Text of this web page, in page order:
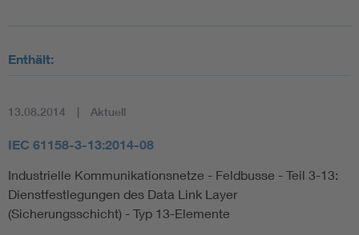
Enthält:
13.08.2014 Aktuell
IEC 61158-3-13:2014-08
Industrielle Kommunikationsnetze - Feldbusse - Teil 3-13:
Dienstfestlegungen des Data Link Layer
(Sicherungsschicht) - Typ 13-Elemente